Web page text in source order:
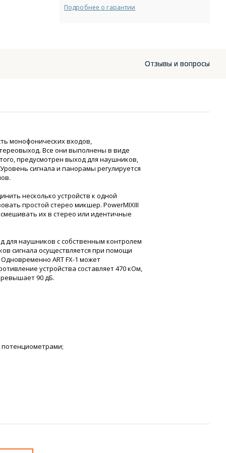
Подробнее о гарантии
Отзывы и вопросы
монофонических входов,
Все они выполнены в виде
предусмотрен выход для наушников,
сигнала и панорамы регулируется
несколько устройств к одной
простой стерео микшер. PowerMIXIII
их в стерео или идентичные
для наушников с собственным контролем
сигнала осуществляется при помощи
ART FX-1 может
устройства составляет 470 кОм,
90 дБ.
потенциометрами;